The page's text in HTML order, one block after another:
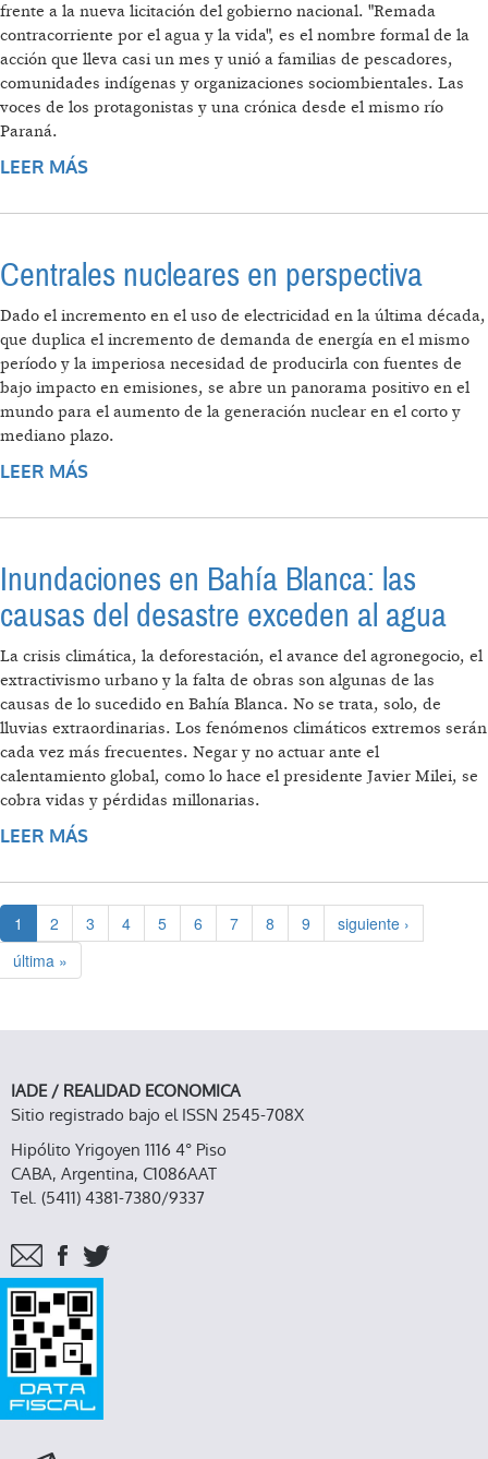
frente a la nueva licitación del gobierno nacional. "Remada
contracorriente por el agua y la vida", es el nombre formal de la
acción que lleva casi un mes y unió a familias de pescadores,
comunidades indígenas y organizaciones sociombientales. Las
voces de los protagonistas y una crónica desde el mismo río
Paraná.
LEER MÁS
Centrales nucleares en perspectiva
Dado el incremento en el uso de electricidad en la última década,
que duplica el incremento de demanda de energía en el mismo
período y la imperiosa necesidad de producirla con fuentes de
bajo impacto en emisiones, se abre un panorama positivo en el
mundo para el aumento de la generación nuclear en el corto y
mediano plazo.
LEER MÁS
Inundaciones en Bahía Blanca: las
causas del desastre exceden al agua
La crisis climática, la deforestación, el avance del agronegocio, el
extractivismo urbano y la falta de obras son algunas de las
causas de lo sucedido en Bahía Blanca. No se trata, solo, de
lluvias extraordinarias. Los fenómenos climáticos extremos serán
cada vez más frecuentes. Negar y no actuar ante el
calentamiento global, como lo hace el presidente Javier Milei, se
cobra vidas y pérdidas millonarias.
LEER MÁS
AGUA
1 2 3 4 5 6 7 8 9
siguiente ›
última »
IADE / REALIDAD ECONOMICA
Sitio registrado bajo el ISSN 2545-708X
Hipólito Yrigoyen 1116 4° Piso
CABA, Argentina, C1086AAT
Tel. (5411) 4381-7380/9337